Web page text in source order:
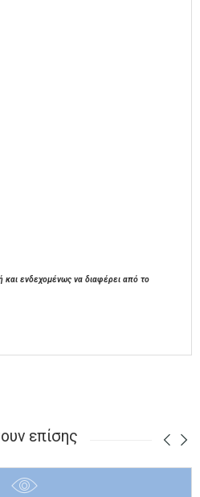
και ενδεχομένως να διαφέρει από το
επίσης